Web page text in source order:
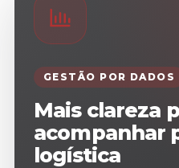
GESTÃO POR DADOS
Mais clareza
acompanhar
logística